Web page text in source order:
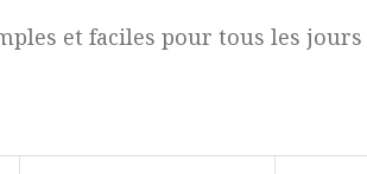
et faciles pour tous les jours